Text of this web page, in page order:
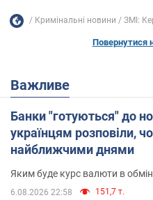
Кримінальні новини ЗМІ:
Повернутися
Важливе
Банки "готуються" до
українцям розповіли,
найближчими днями
Яким буде курс валюти в
6.08.2026 22:58 151,7 т.